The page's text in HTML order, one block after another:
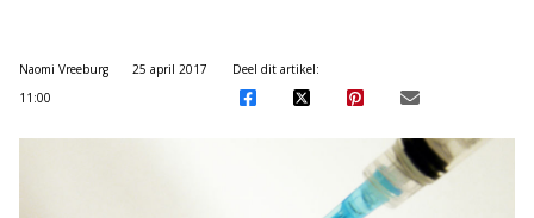
Naomi Vreeburg
25 april 2017
11:00
Deel dit artikel: